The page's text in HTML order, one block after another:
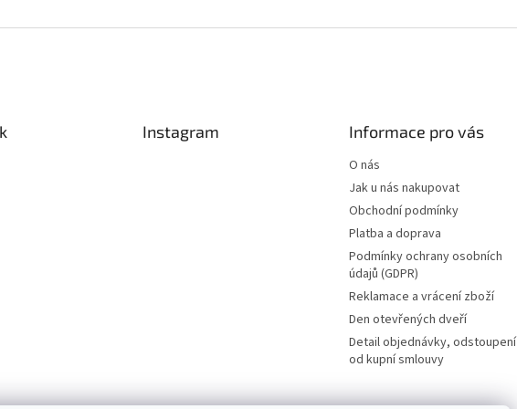
Instagram Informace pro vás
O nás
Jak u nás nakupovat
Obchodní podmínky
Platba a doprava
Podmínky ochrany osobních
údajů (GDPR)
Reklamace a vrácení zboží
Den otevřených dveří
Detail objednávky, odstoupení
od kupní smlouvy